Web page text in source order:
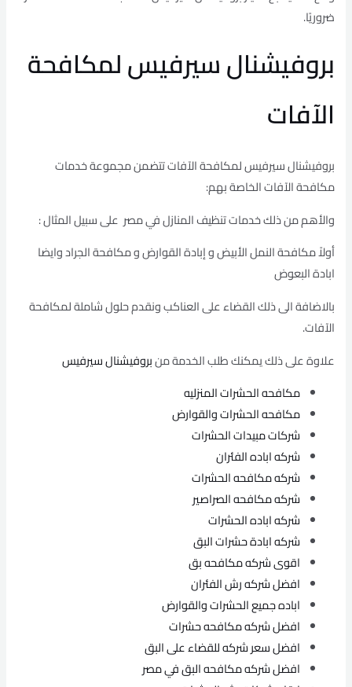
ضروريًا.
بروفيشنال سيرفيس لمكافحة
الآفات
بروفيشنال سيرفيس لمكافحة الآفات تتضمن مجموعة خدمات
مكافحة الآفات الخاصة بهم:
والأهم من ذلك خدمات تنظيف المنازل في مصر على سبيل المثال :
أولاً مكافحة النمل الأبيض و إبادة القوارض و مكافحة الجراد وايضا
ابادة البعوض
بالاضافة الى ذلك القضاء على العناكب ونقدم حلول شاملة لمكافحة
الآفات.
علاوة على ذلك يمكنك طلب الخدمة منبروفيشنال سيرفيس
مكافحه الحشرات المنزليه
مكافحه الحشرات والقوارض
شركات مبيدات الحشرات
شركه اباده الفئران
شركه مكافحه الحشرات
شركه مكافحه الصراصير
شركه اباده الحشرات
شركه ابادة حشرات البق
اقوى شركه مكافحه بق
افضل شركه رش الفئران
اباده جميع الحشرات والقوارض
افضل شركه مكافحه حشرات
افضل سعر شركه للقضاء على البق
افضل شركه مكافحه البق في مصر